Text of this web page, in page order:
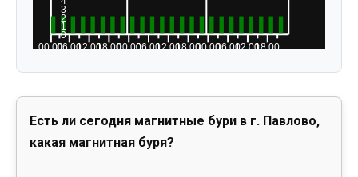
Есть ли сегодня магнитные бури в г. Павлово,
какая магнитная буря?